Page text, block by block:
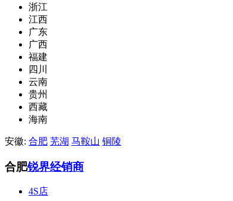
浙江
江西
广东
广西
福建
四川
云南
贵州
西藏
海南
安徽: 合肥 芜湖 马鞍山 铜陵
合肥锐界经销商
4S店